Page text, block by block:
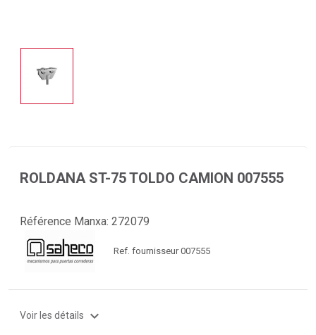
ROLDANA ST-75 TOLDO CAMION 007555
Référence Manxa: 272079
Ref. fournisseur 007555
Voir les détails expand_more